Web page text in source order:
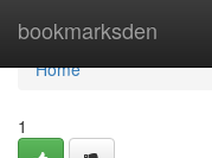
bookmarksden
Home
Home
1